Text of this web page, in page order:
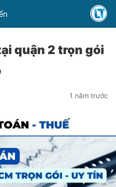
quận 2 trọn gói
1 năm trước